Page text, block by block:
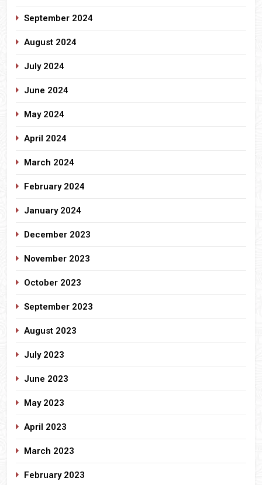
September 2024
August 2024
July 2024
June 2024
May 2024
April 2024
March 2024
February 2024
January 2024
December 2023
November 2023
October 2023
September 2023
August 2023
July 2023
June 2023
May 2023
April 2023
March 2023
February 2023